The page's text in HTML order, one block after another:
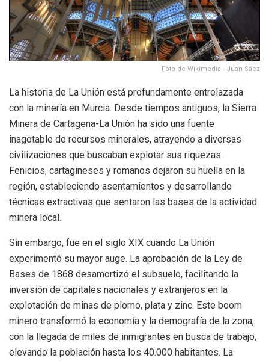
Foto de Wikimedia - Juan Sáez
La historia de La Unión está profundamente entrelazada
con la minería en Murcia. Desde tiempos antiguos, la Sierra
Minera de Cartagena-La Unión ha sido una fuente
inagotable de recursos minerales, atrayendo a diversas
civilizaciones que buscaban explotar sus riquezas.
Fenicios, cartagineses y romanos dejaron su huella en la
región, estableciendo asentamientos y desarrollando
técnicas extractivas que sentaron las bases de la actividad
minera local.
Sin embargo, fue en el siglo XIX cuando La Unión
experimentó su mayor auge. La aprobación de la Ley de
Bases de 1868 desamortizó el subsuelo, facilitando la
inversión de capitales nacionales y extranjeros en la
explotación de minas de plomo, plata y zinc. Este boom
minero transformó la economía y la demografía de la zona,
con la llegada de miles de inmigrantes en busca de trabajo,
elevando la población hasta los 40.000 habitantes. La